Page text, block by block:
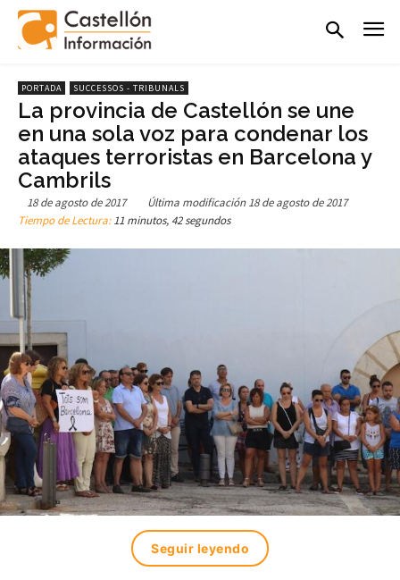
PORTADA SUCCESSOS - TRIBUNALS
La provincia de Castellón se une
en una sola voz para condenar los
ataques terroristas en Barcelona y
Cambrils
18 de agosto de 2017 Última modificación 18 de agosto de 2017
Tiempo de Lectura:11 minutos, 42 segundos
Seguir leyendo